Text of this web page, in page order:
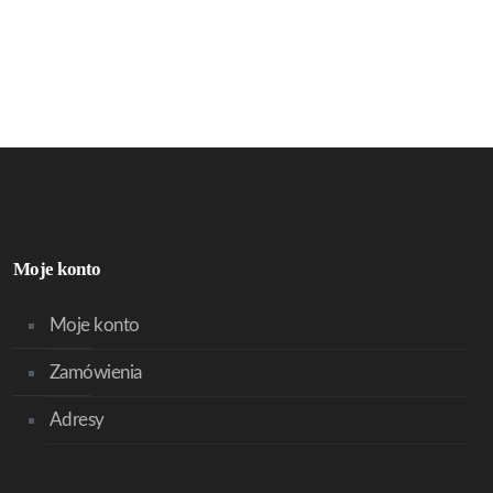
Moje konto
Moje konto
Zamówienia
Adresy